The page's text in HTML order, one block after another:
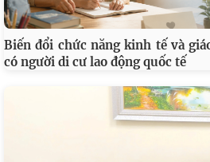
Biến đổi chức năng kinh tế và
có người di cư lao động quốc tế